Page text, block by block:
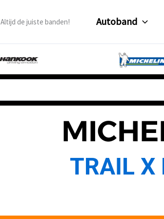
Altijd de juiste banden! Autoband
TRAIL X